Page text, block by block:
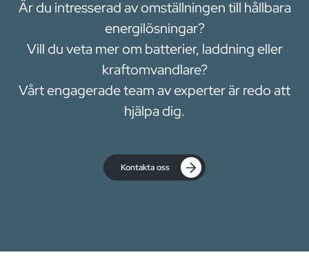
Är du intresserad av omställningen till hållbara
energilösningar?
Vill du veta mer om batterier, laddning eller
kraftomvandlare?
Vårt engagerade team av experter är redo att
hjälpa dig.
Kontakta oss